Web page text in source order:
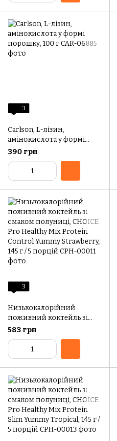
3
Carlson, L-лізин,
амінокислота у формі
порошку, 100 г
390 грн
3
Низькокалорійний
поживний коктейль зі
смаком полуниці, CHOICE
Pro Healthy Mix Protein
Control Yummy Strawberry,
145 г / 5 порцій
583 грн